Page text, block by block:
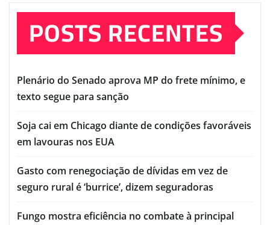
POSTS RECENTES
Plenário do Senado aprova MP do frete mínimo, e
texto segue para sanção
Soja cai em Chicago diante de condições favoráveis
em lavouras nos EUA
Gasto com renegociação de dívidas em vez de
seguro rural é ‘burrice’, dizem seguradoras
Fungo mostra eficiência no combate à principal